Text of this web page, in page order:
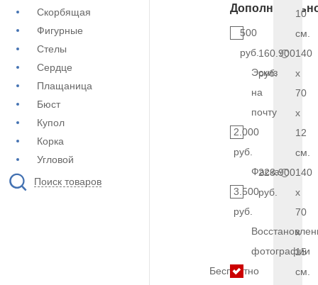
Скорбящая
Фигурные
Стелы
Сердце
Плащаница
Бюст
Купол
Корка
Угловой
Поиск товаров
500
руб.
Эскиз
на
почту
2.000
руб.
Фаска
3.500
руб.
фотографии
Бесплатно
10
см.
160.900
руб.
140
x
70
x
12
см.
223.900
руб.
140
x
70
x
15
см.